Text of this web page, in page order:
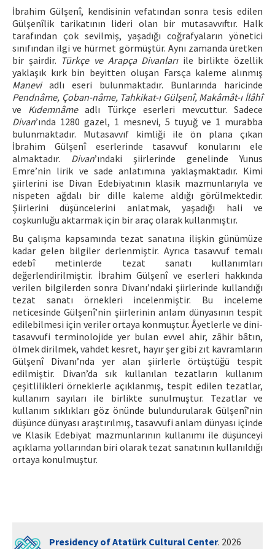
İbrahim Gülşenî, kendisinin vefatından sonra tesis edilen
Gülşenîlik tarikatının lideri olan bir mutasavvıftır. Halk
tarafından çok sevilmiş, yaşadığı coğrafyaların yönetici
sınıfından ilgi ve hürmet görmüştür. Aynı zamanda üretken
bir şairdir. Türkçe ve Arapça Divanlarıile birlikte özellik
yaklaşık kırk bin beyitten oluşan Farsça kaleme alınmış
Maneviadlı eseri bulunmaktadır. Bunlarında haricinde
Pendnâme, Çoban-nâme, Tahkikat-ı Gülşenî, Makâmât-ı İlâhî
ve Kıdemnâmeadlı Türkçe eserleri mevcuttur. Sadece
Divan’ında 1280 gazel, 1 mesnevi, 5 tuyuğ ve 1 murabba
bulunmaktadır. Mutasavvıf kimliği ile ön plana çıkan
İbrahim Gülşenî eserlerinde tasavvuf konularını ele
almaktadır. Divan’ındaki şiirlerinde genelinde Yunus
Emre’nin lirik ve sade anlatımına yaklaşmaktadır. Kimi
şiirlerini ise Divan Edebiyatının klasik mazmunlarıyla ve
nispeten ağdalı bir dille kaleme aldığı görülmektedir.
Şiirlerini düşüncelerini anlatmak, yaşadığı hali ve
coşkunluğu aktarmak için bir araç olarak kullanmıştır.
Bu çalışma kapsamında tezat sanatına ilişkin günümüze
kadar gelen bilgiler derlenmiştir. Ayrıca tasavvuf temalı
edebî metinlerde tezat sanatı kullanımları
değerlendirilmiştir. İbrahim Gülşenî ve eserleri hakkında
verilen bilgilerden sonra Divanı’ndaki şiirlerinde kullandığı
tezat sanatı örnekleri incelenmiştir. Bu inceleme
neticesinde Gülşenî’nin şiirlerinin anlam dünyasının tespit
edilebilmesi için veriler ortaya konmuştur. Âyetlerle ve dini-
tasavvufi terminolojide yer bulan evvel ahir, zâhir bâtın,
ölmek dirilmek, vahdet kesret, hayır şer gibi zıt kavramların
Gülşenî Divanı’nda yer alan şiirlerle örtüştüğü tespit
edilmiştir. Divan’da sık kullanılan tezatların kullanım
çeşitlilikleri örneklerle açıklanmış, tespit edilen tezatlar,
kullanım sayıları ile birlikte sunulmuştur. Tezatlar ve
kullanım sıklıkları göz önünde bulundurularak Gülşenî’nin
düşünce dünyası araştırılmış, tasavvufi anlam dünyası içinde
ve Klasik Edebiyat mazmunlarının kullanımı ile düşünceyi
açıklama yollarından biri olarak tezat sanatının kullanıldığı
ortaya konulmuştur.
Presidency of Atatürk Cultural Center. 2026